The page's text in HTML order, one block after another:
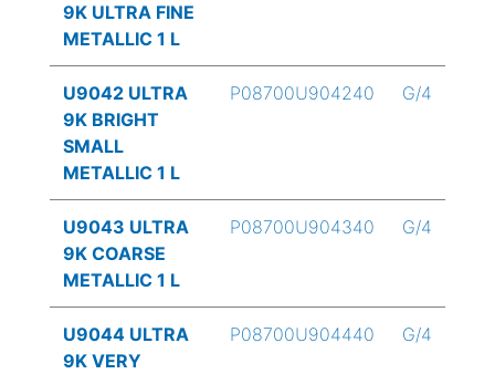
9K ULTRA FINE
METALLIC 1 L
U9042 ULTRA
9K BRIGHT
SMALL
METALLIC 1 L
P08700U904240 G/4
U9043 ULTRA
9K COARSE
METALLIC 1 L
P08700U904340 G/4
U9044 ULTRA
9K VERY
P08700U904440 G/4